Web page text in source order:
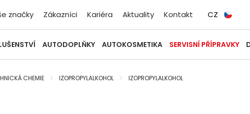
značky Zákazníci Kariéra Aktuality Kontakt CZ
AUTODOPLŇKY AUTOKOSMETIKA SERVISNÍ PŘÍPRAVKY
CHEMIE IZOPROPYLALKOHOL IZOPROPYLALKOHOL